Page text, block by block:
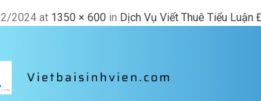
2024 at 1350 × 600 in Dịch Vụ Viết Thuê Tiểu Luận